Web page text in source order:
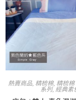
熱賣商品, 精梳棉, 精梳棉
系列, 經典素